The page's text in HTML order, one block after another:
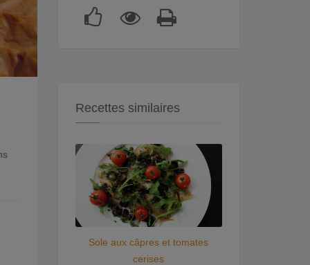
Recettes similaires
Sole aux câpres et tomates
cerises